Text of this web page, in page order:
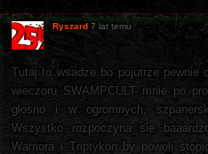
Ryszard 7 lat temu
Tutaj to wsadze bo pojutrze pewnie
wieczoru SWAMPCULT mnie po
glosno i w ogromnych,
Wszystko rozpoczyna sie
Warriora i Triptykon by powoli